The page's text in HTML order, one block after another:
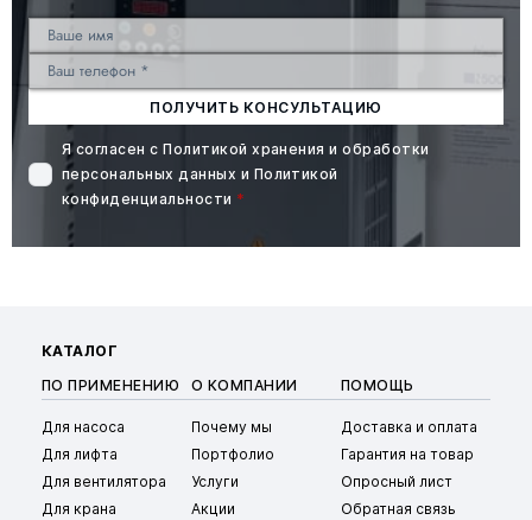
ПОЛУЧИТЬ КОНСУЛЬТАЦИЮ
Я согласен сПолитикой хранения и обработки
персональных данных и Политикой
конфиденциальности *
КАТАЛОГ
ПО ПРИМЕНЕНИЮ
Для насоса
Для лифта
Для вентилятора
Для крана
О КОМПАНИИ
Почему мы
Портфолио
Услуги
Акции
ПОМОЩЬ
Доставка и оплата
Гарантия на товар
Опросный лист
Обратная связь